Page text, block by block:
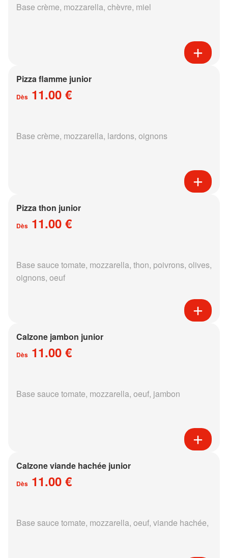
Base crème, mozzarella, chèvre, miel
Pizza flamme junior
Dès 11.00 €
Base crème, mozzarella, lardons, oignons
Pizza thon junior
Dès 11.00 €
Base sauce tomate, mozzarella, thon, poivrons, olives,
oignons, oeuf
Calzone jambon junior
Dès 11.00 €
Base sauce tomate, mozzarella, oeuf, jambon
Calzone viande hachée junior
Dès 11.00 €
Base sauce tomate, mozzarella, oeuf, viande hachée,